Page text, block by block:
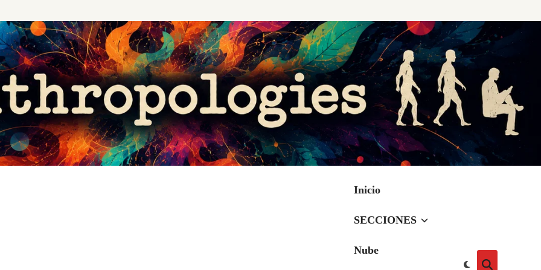
Inicio
SECCIONES
Nube
Cambiar
Abrir